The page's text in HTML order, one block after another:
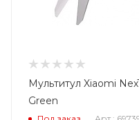
Мультитул Xiaomi
Green